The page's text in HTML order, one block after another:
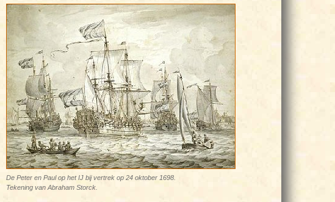
De Peter en Paul op het IJ bij vertrek op 24 oktober 1698.
Tekening van Abraham Storck.